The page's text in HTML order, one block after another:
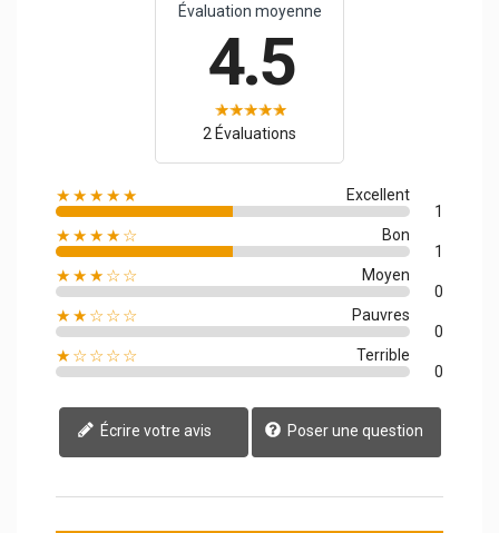
Évaluation moyenne
4.5
2 Évaluations
★★★★★
Excellent
1
★★★★☆
Bon
1
★★★☆☆
Moyen
0
★★☆☆☆
Pauvres
0
★☆☆☆☆
Terrible
0
Écrire votre avis Poser une question